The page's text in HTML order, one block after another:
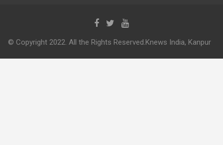
© Copyright 2022. All the Rights Reserved.Knews India, Kanpur